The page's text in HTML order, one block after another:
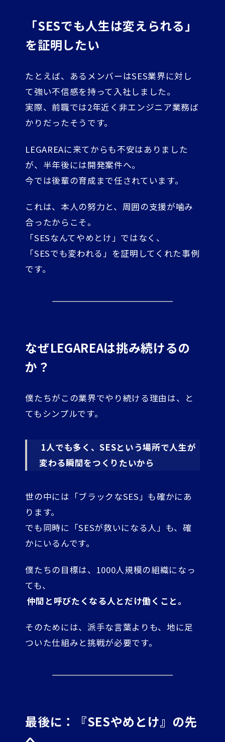
「SESでも人生は変えられる」
を証明したい
たとえば、あるメンバーはSES業界に対し
て強い不信感を持って入社しました。
実際、前職では2年近く非エンジニア業務ば
かりだったそうです。
LEGAREAに来てからも不安はありました
が、半年後には開発案件へ。
今では後輩の育成まで任されています。
これは、本人の努力と、周囲の支援が噛み
合ったからこそ。
「SESなんてやめとけ」ではなく、
「SESでも変われる」を証明してくれた事例
です。
なぜLEGAREAは挑み続けるの
か？
僕たちがこの業界でやり続ける理由は、と
てもシンプルです。
1人でも多く、SESという場所で人生が
変わる瞬間をつくりたいから
世の中には「ブラックなSES」も確かにあ
ります。
でも同時に「SESが救いになる人」も、確
かにいるんです。
僕たちの目標は、1000人規模の組織になっ
ても、
仲間と呼びたくなる人とだけ働くこと。
そのためには、派手な言葉よりも、地に足
ついた仕組みと挑戦が必要です。
最後に：『SESやめとけ』の先